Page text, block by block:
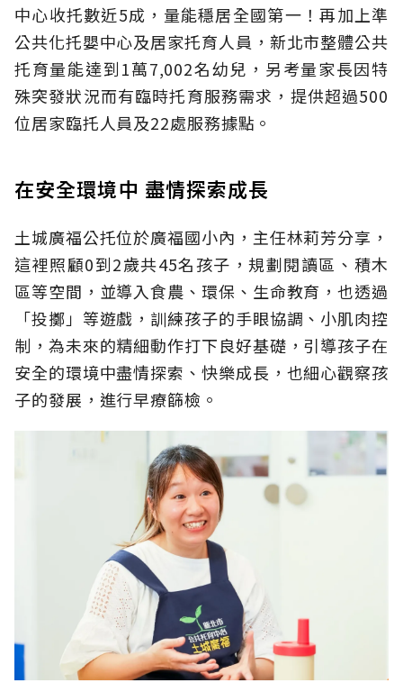
中心收托數近5成，量能穩居全國第一！再加上準
公共化托嬰中心及居家托育人員，新北市整體公共
托育量能達到1萬7,002名幼兒，另考量家長因特
殊突發狀況而有臨時托育服務需求，提供超過500
位居家臨托人員及22處服務據點。
在安全環境中 盡情探索成長
土城廣福公托位於廣福國小內，主任林莉芳分享，
這裡照顧0到2歲共45名孩子，規劃閱讀區、積木
區等空間，並導入食農、環保、生命教育，也透過
「投擲」等遊戲，訓練孩子的手眼協調、小肌肉控
制，為未來的精細動作打下良好基礎，引導孩子在
安全的環境中盡情探索、快樂成長，也細心觀察孩
子的發展，進行早療篩檢。